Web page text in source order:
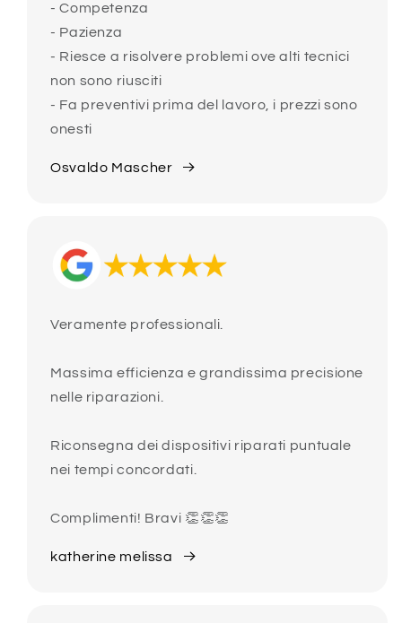
- Competenza
- Pazienza
- Riesce a risolvere problemi ove alti tecnici
non sono riusciti
- Fa preventivi prima del lavoro, i prezzi sono
onesti
Osvaldo Mascher
Veramente professionali.
Massima efficienza e grandissima precisione
nelle riparazioni.
Riconsegna dei dispositivi riparati puntuale
nei tempi concordati.
Complimenti! Bravi 👏👏👏
katherine melissa